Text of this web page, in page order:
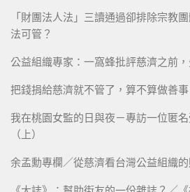
「財團法人法」三讀通過卻排除宗教
法可管？
公益組織專家：一窩蜂批評慈濟之前
把錢捐給慈濟就不管了，算不算做善事
我在桃園女監的日與夜－專訪一位匿
（上）
余孟勳專欄／從慈濟看台灣公益組織